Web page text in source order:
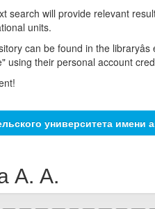
search will provide relevant
units.
can be found in the
their personal account
университета имени
А. А.